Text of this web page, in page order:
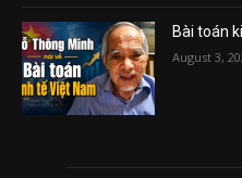
Bài toán
August 3,